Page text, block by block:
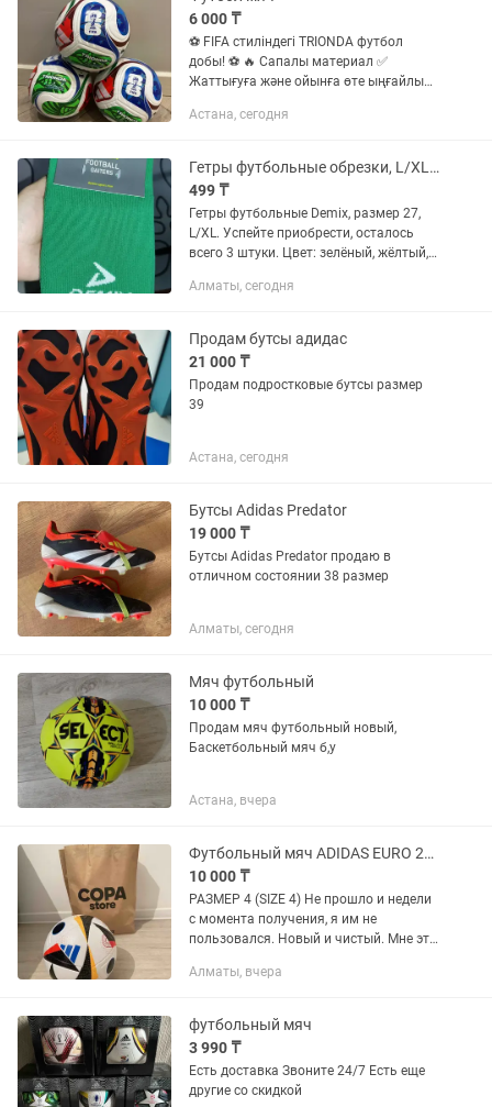
6 000 ₸
⚽ FIFA стиліндегі TRIONDA футбол
добы! ⚽ 🔥 Сапалы материал ✅
Жаттығуға және ойынға өте ыңғайлы
дизайн, жарқын түстер 🎁 Балаларға
Астана, сегодня
Гетры футбольные обрезки, L/XL и для подростков
499 ₸
Гетры футбольные Demix, размер 27,
L/XL. Успейте приобрести, осталось
всего 3 штуки. Цвет: зелёный, жёлтый,
подростковые полосатые, радужного
Алматы, сегодня
Продам бутсы адидас
21 000 ₸
Продам подростковые бутсы размер
39
Астана, сегодня
Бутсы Adidas Predator
19 000 ₸
Бутсы Adidas Predator продаю в
отличном состоянии 38 размер
Алматы, сегодня
Мяч футбольный
10 000 ₸
Продам мяч футбольный новый,
Баскетбольный мяч б,у
Астана, вчера
Футбольный мяч ADIDAS EURO 2024
10 000 ₸
РАЗМЕР 4 (SIZE 4) Не прошло и недели
с момента получения, я им не
пользовался. Новый и чистый. Мне это
Алматы, вчера
футбольный мяч
3 990 ₸
Есть доставка Звоните 24/7 Есть еще
другие со скидкой